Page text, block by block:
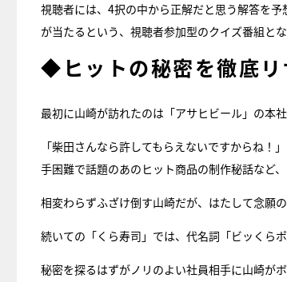
視聴者には、4択の中から正解だと思う解答を
が当たるという、視聴者参加型のクイズ番組とな
◆ヒットの秘密を徹底リ
最初に山崎が訪れたのは「アサヒビール」の本社
「柴田さんなら許してもらえないですからね
手困難で話題のあのヒット商品の制作秘話など
相変わらずふざけ倒す山崎だが、はたして念願
続いての「くら寿司」では、代名詞「ビッくら
秘密を探るはずがノリのよい社員相手に山崎が